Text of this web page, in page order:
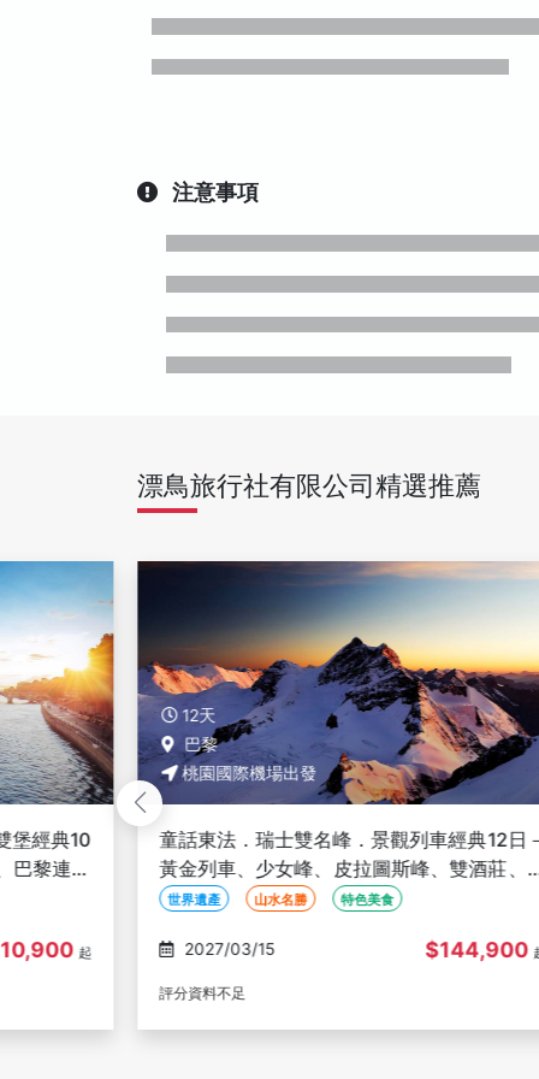
注意事項
漂鳥旅行社有限公司精選推薦
堡經典10
巴黎連泊
起
12天
巴黎
桃園國際機場出發
童話東法．瑞士雙名峰．景觀列車經典12日
黃金列車、少女峰、皮拉圖斯峰、雙酒莊、
遊船、TGV高鐵、凡爾賽宮、巴黎三晚
世界遺產 山水名勝 特色美食
2027/03/15 $144,900
評分資料不足